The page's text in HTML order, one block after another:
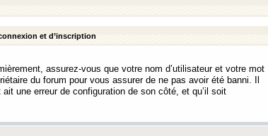
et d’inscription
assurez-vous que votre nom d’utilisateur et votre mot
du forum pour vous assurer de ne pas avoir été banni. Il
une erreur de configuration de son côté, et qu’il soit